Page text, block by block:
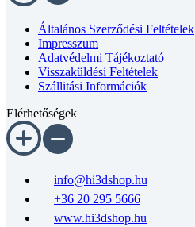
Általános Szerződési Feltételek
Impresszum
Adatvédelmi Tájékoztató
Visszaküldési Feltételek
Szállitási Információk
Elérhetőségek
info@hi3dshop.hu
+36 20 295 5666
www.hi3dshop.hu